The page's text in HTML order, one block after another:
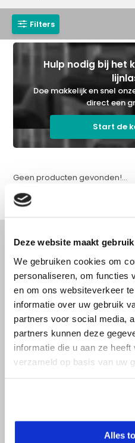
Deze website maakt
We gebruiken cookies om
personaliseren, om functies
en om ons websiteverkeer
informatie over uw gebruik
partners voor social media,
partners kunnen deze
informatie die u aan ze
verzameld op basis van uw
Alles
Filters
Hulp nodig bij het
Doe makkelijk en snel
direct een
Start de
Geen producten gevonden!...
Advies
Doe onze
met een
Doe onze online